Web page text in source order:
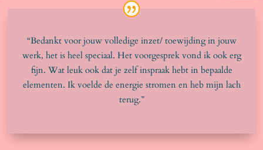
“Bedankt voor jouw volledige inzet/ toewijding in jouw
werk, het is heel speciaal. Het voorgesprek vond ik ook erg
fijn. Wat leuk ook dat je zelf inspraak hebt in bepaalde
elementen. Ik voelde de energie stromen en heb mijn lach
terug.”